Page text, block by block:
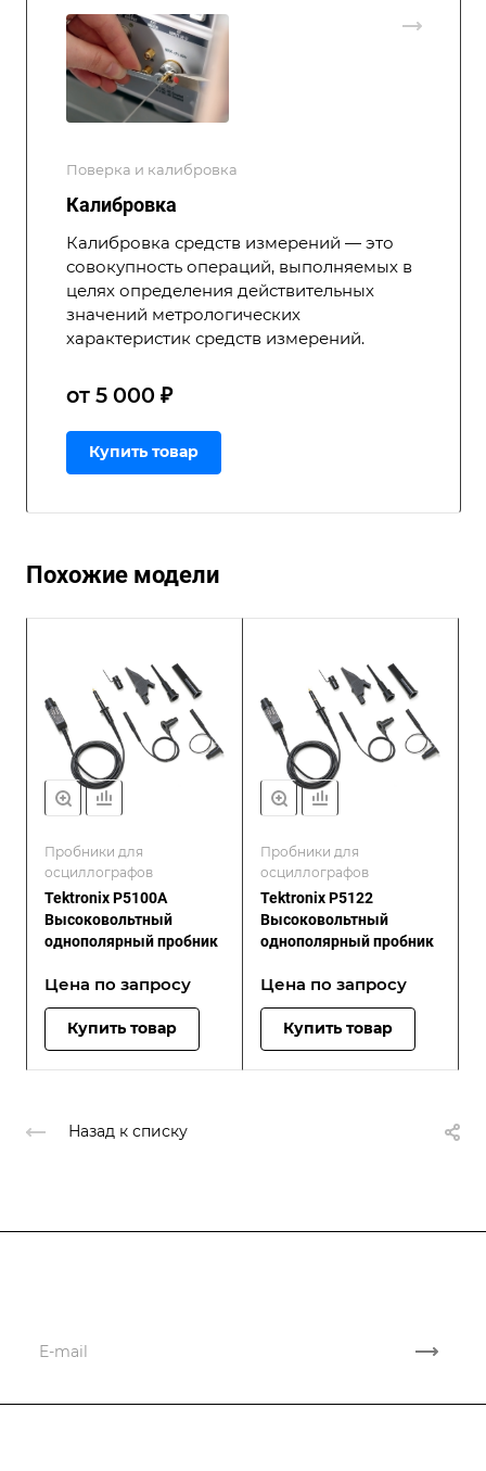
Поверка и калибровка
Калибровка
Калибровка средств измерений — это
совокупность операций, выполняемых в
целях определения действительных
значений метрологических
характеристик средств измерений.
от 5 000 ₽
Купить товар
Похожие модели
Пробники для
осциллографов
Tektronix P5100A
Высоковольтный
однополярный пробник
Цена по запросу
Купить товар
Пробники для
осциллографов
Tektronix P5122
Высоковольтный
однополярный пробник
Цена по запросу
Купить товар
Назад к списку